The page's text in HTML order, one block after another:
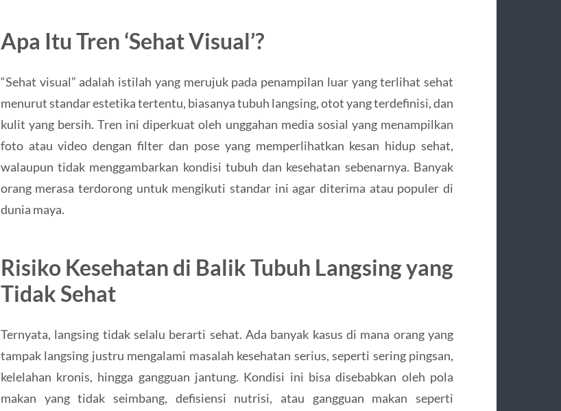
Apa Itu Tren ‘Sehat Visual’?
“Sehat visual” adalah istilah yang merujuk pada penampilan luar yang terlihat sehat
menurut standar estetika tertentu, biasanya tubuh langsing, otot yang terdefinisi, dan
kulit yang bersih. Tren ini diperkuat oleh unggahan media sosial yang menampilkan
foto atau video dengan filter dan pose yang memperlihatkan kesan hidup sehat,
walaupun tidak menggambarkan kondisi tubuh dan kesehatan sebenarnya. Banyak
orang merasa terdorong untuk mengikuti standar ini agar diterima atau populer di
dunia maya.
Risiko Kesehatan di Balik Tubuh Langsing yang
Tidak Sehat
Ternyata, langsing tidak selalu berarti sehat. Ada banyak kasus di mana orang yang
tampak langsing justru mengalami masalah kesehatan serius, seperti sering pingsan,
kelelahan kronis, hingga gangguan jantung. Kondisi ini bisa disebabkan oleh pola
makan yang tidak seimbang, defisiensi nutrisi, atau gangguan makan seperti